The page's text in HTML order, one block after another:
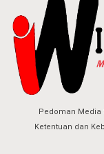
Pedoman Media
Ketentuan dan